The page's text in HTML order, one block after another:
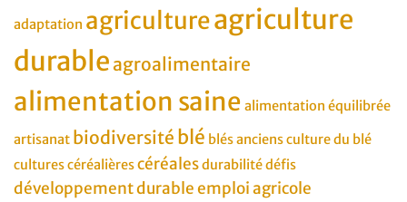
adaptation agricultureagriculture
durable agroalimentaire
alimentation saine alimentation équilibrée
artisanat biodiversité blé blés anciensculture du blé
cultures céréalièrescéréalesdurabilitédéfis
développement durableemploi agricole